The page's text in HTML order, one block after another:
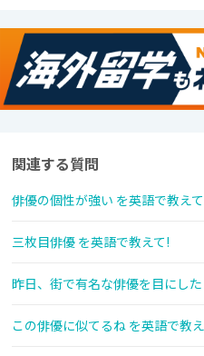
関連する質問
俳優の個性が強い を英語で教え
三枚目俳優 を英語で教えて!
昨日、街で有名な俳優を目にし
この俳優に似てるね を英語で教